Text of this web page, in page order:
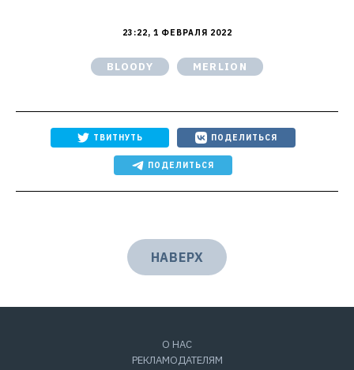
23:22, 1 ФЕВРАЛЯ 2022
BLOODY MERLION
ТВИТНУТЬ ПОДЕЛИТЬСЯ
ПОДЕЛИТЬСЯ
НАВЕРХ
О НАС
РЕКЛАМОДАТЕЛЯМ